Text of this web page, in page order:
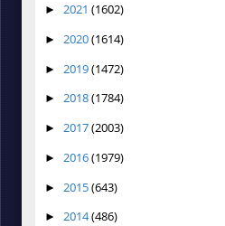
► 2021 (1602)
► 2020(1614)
► 2019(1472)
► 2018(1784)
► 2017(2003)
► 2016(1979)
► 2015(643)
► 2014(486)